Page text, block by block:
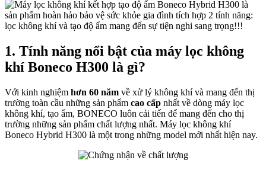
1. Tính năng nổi bật của máy lọc không
khí Boneco H300 là gì?
Với kinh nghiệm hơn 60 năm về xử lý không khí và mang đến thị
trường toàn cầu những sản phẩm cao cấp nhất về dòng máy lọc
không khí, tạo ẩm, BONECO luôn cải tiến để mang đến cho thị
trường những sản phẩm chất lượng nhất. Máy lọc không khí
Boneco Hybrid H300 là một trong những model mới nhất hiện nay.